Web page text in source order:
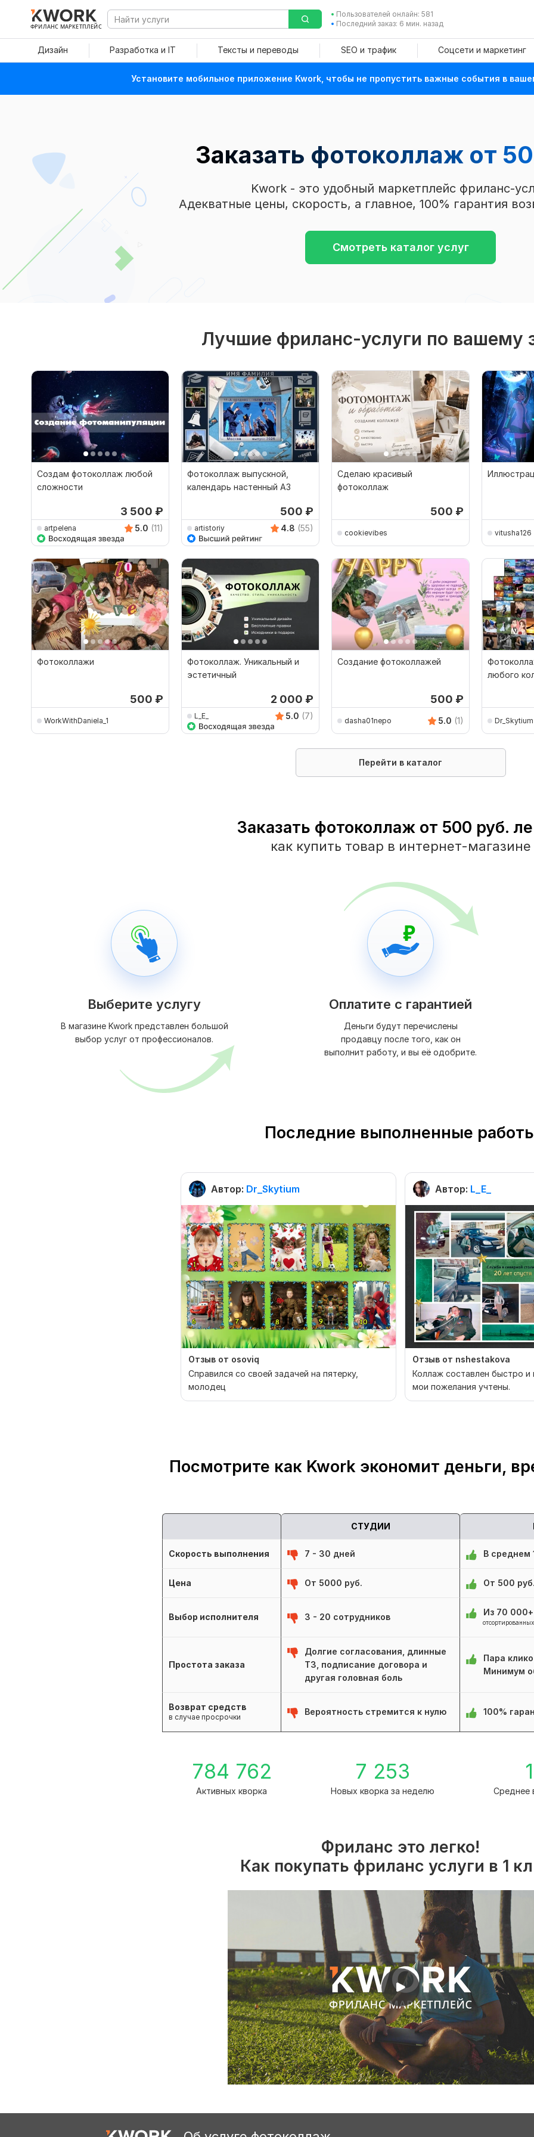
ФРИЛАНС МАРКЕТПЛЕЙС
Пользователей онлайн: 581
Последний заказ: 6 мин. назад
Дизайн Разработка и IT Тексты и переводы SEO и трафик Соцсети и маркетинг
Установите мобильное приложение Kwork, чтобы не пропустить важные события в
Заказать фотоколлаж от
Kwork - это удобный маркетплейс фриланс-
Адекватные цены, скорость, а главное, 100% гарантия
Смотреть каталог услуг
Лучшие фриланс-услуги по вашему
Создам фотоколлаж любой
сложности
3 500 ₽
artpelena 5.0 (11)
Фотоколлаж выпускной,
календарь настенный А3
500 ₽
artistoriy 4.8 (55)
Сделаю красивый
фотоколлаж
500 ₽
cookievibes vitusha126
Фотоколлажи
500 ₽
WorkWithDaniela_1
Фотоколлаж. Уникальный и
эстетичный
2 000 ₽
L_E_ 5.0 (7)
Создание фотоколлажей
500 ₽
dasha01nepo 5.0 (1)
любого
Dr_Skytium
Перейти в каталог
Заказать фотоколлаж от 500 руб.
как купить товар в интернет-магазине
Выберите услугу
В магазине Kwork представлен большой
выбор услуг от профессионалов.
Оплатите с гарантией
Деньги будут перечислены
продавцу после того, как он
выполнит работу, и вы её одобрите.
Последние выполненные
Автор: Dr_Skytium
Отзыв от osoviq
Справился со своей задачей на пятерку,
молодец
Автор: L_E_
Отзыв от nshestakova
Коллаж составлен быстро и
мои пожелания учтены.
Посмотрите как Kwork экономит деньги,
СТУДИИ
Скорость выполнения 7 - 30 дней В среднем
Цена От 5000 руб. От 500
Выбор исполнителя 3 - 20 сотрудников Из 70
Простота заказа
Долгие согласования, длинные
ТЗ, подписание договора и
другая головная боль
Пара
Минимум
Возврат средств
в случае просрочки
Вероятность стремится к нулю 100%
784 762
Активных кворка
7 253
Новых кворка за неделю
1
Среднее
Фриланс это легко!
Как покупать фриланс услуги в 1